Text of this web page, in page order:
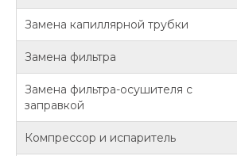
Замена капиллярной трубки
Замена фильтра
Замена фильтра-осушителя с
заправкой
Компрессор и испаритель